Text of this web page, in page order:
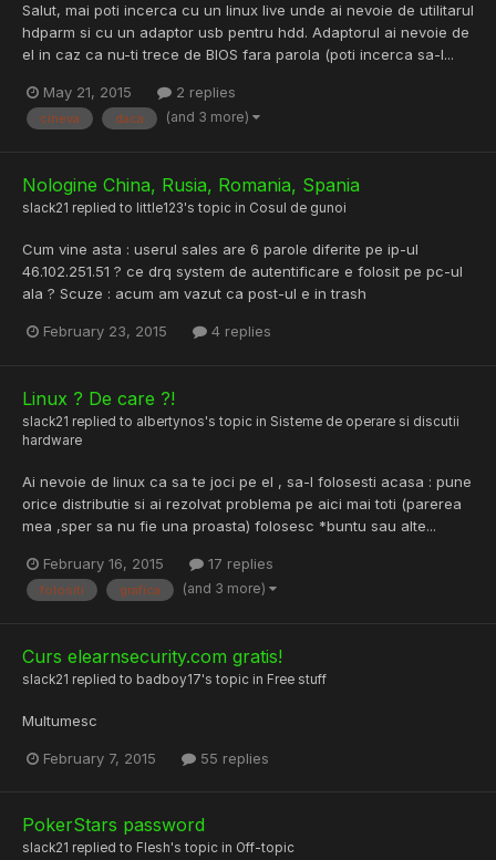
Salut, mai poti incerca cu un linux live unde ai nevoie de utilitarul
hdparm si cu un adaptor usb pentru hdd. Adaptorul ai nevoie de
el in caz ca nu-ti trece de BIOS fara parola (poti incerca sa-l...
May 21, 2015 2 replies
cineva daca (and 3 more)
Nologine China, Rusia, Romania, Spania
slack21 replied to little123's topic in Cosul de gunoi
Cum vine asta : userul sales are 6 parole diferite pe ip-ul
46.102.251.51 ? ce drq system de autentificare e folosit pe pc-ul
ala ? Scuze : acum am vazut ca post-ul e in trash
February 23, 2015 4 replies
Linux ? De care ?!
slack21 replied to albertynos's topic in Sisteme de operare si discutii
hardware
Ai nevoie de linux ca sa te joci pe el , sa-l folosesti acasa : pune
orice distributie si ai rezolvat problema pe aici mai toti (parerea
mea ,sper sa nu fie una proasta) folosesc *buntu sau alte...
February 16, 2015 17 replies
folositi grafica (and 3 more)
Curs elearnsecurity.com gratis!
slack21 replied to badboy17's topic in Free stuff
Multumesc
February 7, 2015 55 replies
PokerStars password
slack21 replied to Flesh's topic in Off-topic